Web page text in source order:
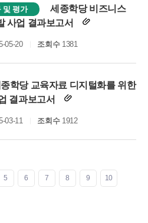
및 평가
세종학당 비즈니스
사업 결과보고서
05-20 조회수1381
학당 교육자료 디지털화를 위한
결과보고서
03-11 조회수1912
5 6 7 8 9 10